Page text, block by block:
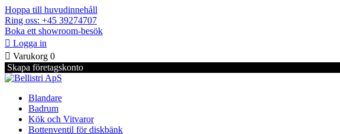
Hoppa till huvudinnehåll
Ring oss: +45 39274707
Boka ett showroom-besök
 Logga in
 Varukorg 0
Skapa företagskonto
Blandare
Badrum
Kök och Vitvaror
Bottenventil för diskbänk